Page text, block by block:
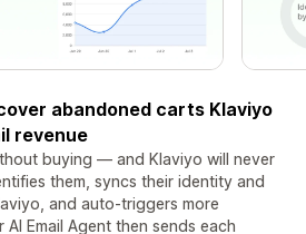
abandoned carts Klaviyo
revenue
buying — and Klaviyo will never
them, syncs their identity and
and auto-triggers more
Email Agent then sends each